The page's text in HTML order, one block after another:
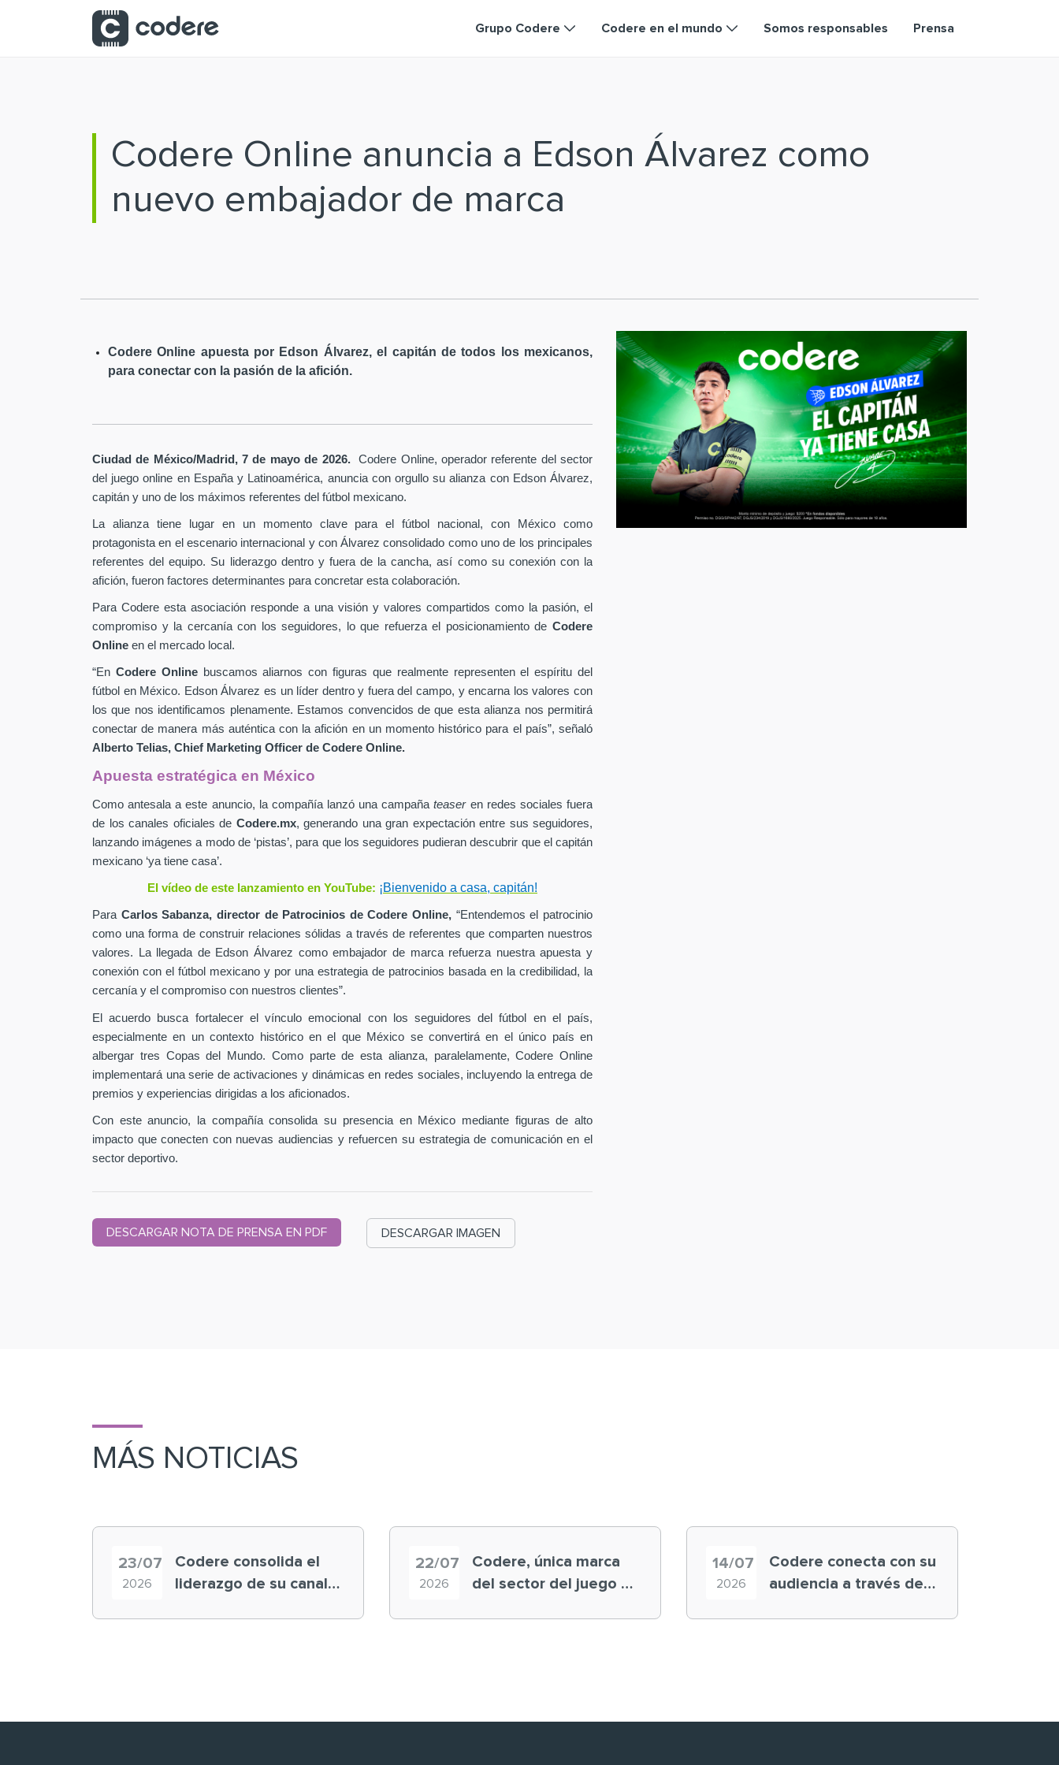
Saltar al contenido principal
Grupo Codere Codere en el mundo Somos responsables Prensa
Codere Online anuncia a Edson Álvarez como
nuevo embajador de marca
Codere Online apuesta por Edson Álvarez, el capitán de todos los mexicanos,
para conectar con la pasión de la afición.
Ciudad de México/Madrid, 7 de mayo de 2026.Codere Online, operador referente del sector
del juego online en España y Latinoamérica, anuncia con orgullo su alianza con Edson Álvarez,
capitán y uno de los máximos referentes del fútbol mexicano.
La alianza tiene lugar en un momento clave para el fútbol nacional, con México como
protagonista en el escenario internacional y con Álvarez consolidado como uno de los principales
referentes del equipo. Su liderazgo dentro y fuera de la cancha, así como su conexión con la
afición, fueron factores determinantes para concretar esta colaboración.
Para Codere esta asociación responde a una visión y valores compartidos como la pasión, el
compromiso y la cercanía con los seguidores, lo que refuerza el posicionamiento de Codere
Online en el mercado local.
“En Codere Onlinebuscamos aliarnos con figuras que realmente representen el espíritu del
fútbol en México. Edson Álvarez es un líder dentro y fuera del campo, y encarna los valores con
los que nos identificamos plenamente. Estamos convencidos de que esta alianza nos permitirá
conectar de manera más auténtica con la afición en un momento histórico para el país”, señaló
Alberto Telias, Chief Marketing Officer de Codere Online.
Apuesta estratégica en México
Como antesala a este anuncio, la compañía lanzó una campañateaseren redes sociales fuera
de los canales oficiales de Codere.mx, generando una gran expectación entre sus seguidores,
lanzando imágenes a modo de ‘pistas’, para que los seguidores pudieran descubrir que el capitán
mexicano ‘ya tiene casa’.
El vídeo de este lanzamiento en YouTube: ¡Bienvenido a casa, capitán!
Para Carlos Sabanza, director de Patrocinios de Codere Online, “Entendemos el patrocinio
como una forma de construir relaciones sólidas a través de referentes que comparten nuestros
valores. La llegada de Edson Álvarez como embajador de marca refuerza nuestra apuesta y
conexión con el fútbol mexicano y por una estrategia de patrocinios basada en la credibilidad, la
cercanía y el compromiso con nuestros clientes”.
El acuerdo busca fortalecer el vínculo emocional con los seguidores del fútbol en el país,
especialmente en un contexto histórico en el que México se convertirá en el único país en
albergar tres Copas del Mundo. Como parte de esta alianza, paralelamente, Codere Online
implementará una serie de activaciones y dinámicas en redes sociales, incluyendo la entrega de
premios y experiencias dirigidas a los aficionados.
Con este anuncio, la compañía consolida su presencia en México mediante figuras de alto
impacto que conecten con nuevas audiencias y refuercen su estrategia de comunicación en el
sector deportivo.
DESCARGAR NOTA DE PRENSA EN PDF DESCARGAR IMAGEN
MÁS NOTICIAS
23/07
2026
Codere consolida el
liderazgo de su canal
22/07
2026
Codere, única marca
del sector del juego en
14/07
2026
Codere conecta con su
audiencia a través de